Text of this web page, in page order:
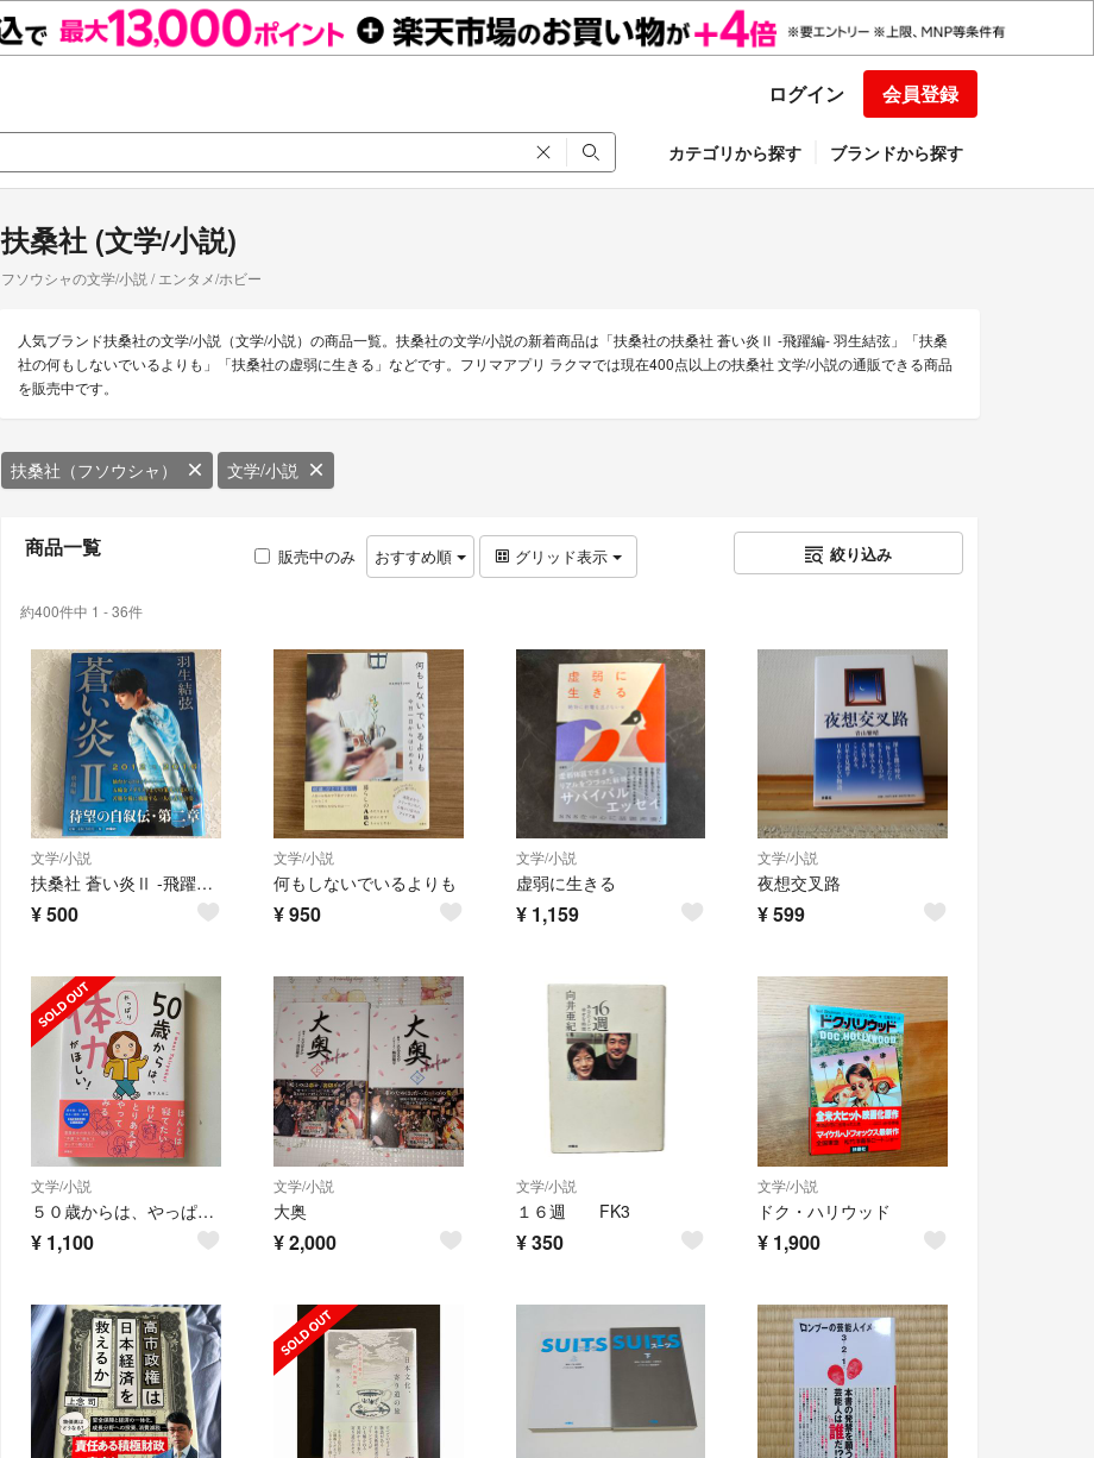
ログイン 会員登録
カテゴリから探す ブランドから探す
扶桑社 (文学/小説)
フソウシャの文学/小説 / エンタメ/ホビー
人気ブランド扶桑社の文学/小説（文学/小説）の商品一覧。扶桑社の文学/小説の新着商品は「扶桑社の扶桑社 蒼い炎Ⅱ -飛躍編- 羽生結弦」「扶桑
社の何もしないでいるよりも」「扶桑社の虚弱に生きる」などです。フリマアプリ ラクマでは現在400点以上の扶桑社 文学/小説の通販できる商品
を販売中です。
扶桑社（フソウシャ） 文学/小説
商品一覧 販売中のみ おすすめ順 グリッド表示 絞り込み
約400件中 1 - 36件
文学/小説
扶桑社 蒼い炎Ⅱ -飛躍編- 羽生結弦
¥500
文学/小説
何もしないでいるよりも
¥950
文学/小説
虚弱に生きる
¥ 1,159
文学/小説
夜想交叉路
¥599
文学/小説
５０歳からは、やっぱり体力がほしい！
¥ 1,100
文学/小説
大奥
¥2,000
文学/小説
１６週 FK3
¥350
文学/小説
ドク・ハリウッド
¥ 1,900